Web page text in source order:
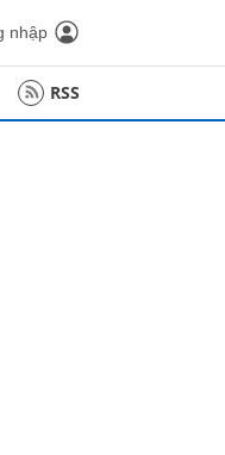
nhập
RSS